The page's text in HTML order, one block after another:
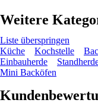
Weitere
Liste überspringen
Küche
Kochstelle
Einbauherde
Mini Backöfen